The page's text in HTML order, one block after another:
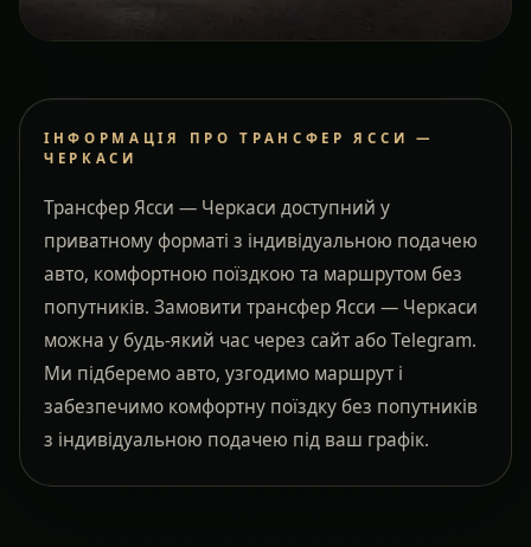
ІНФОРМАЦІЯ ПРО ТРАНСФЕР ЯССИ —
ЧЕРКАСИ
Трансфер Ясси — Черкаси доступний у
приватному форматі з індивідуальною подачею
авто, комфортною поїздкою та маршрутом без
попутників. Замовити трансфер Ясси — Черкаси
можна у будь-який час через сайт або Telegram.
Ми підберемо авто, узгодимо маршрут і
забезпечимо комфортну поїздку без попутників
з індивідуальною подачею під ваш графік.